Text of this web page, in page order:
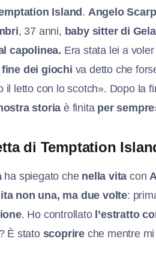
Island. Angelo
, 37 anni, baby sitter di Gela
capolinea. Era stata lei a voler
dei giochi va detto che
il letto con lo scotch». Dopo la
storia è finita per sempre
di Temptation
ha spiegato che nella vita con
non una, ma due volte:
. Ho controllato l’estratto
È stato scoprire che mentre